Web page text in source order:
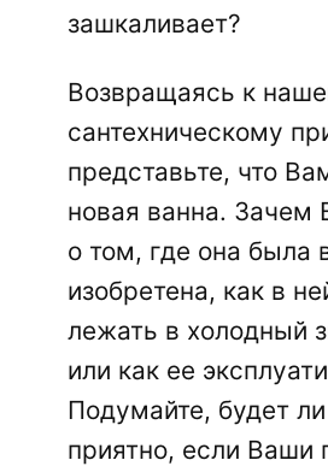
зашкаливает?
Возвращаясь к
сантехническому
представьте, что
новая ванна. Зачем
о том, где она была
изобретена, как в
лежать в холодный
или как ее
Подумайте, будет
приятно, если Ваши